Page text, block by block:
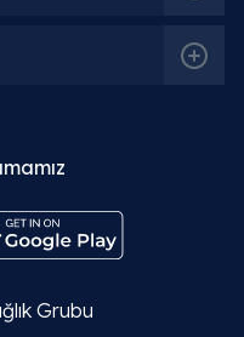
Grubu